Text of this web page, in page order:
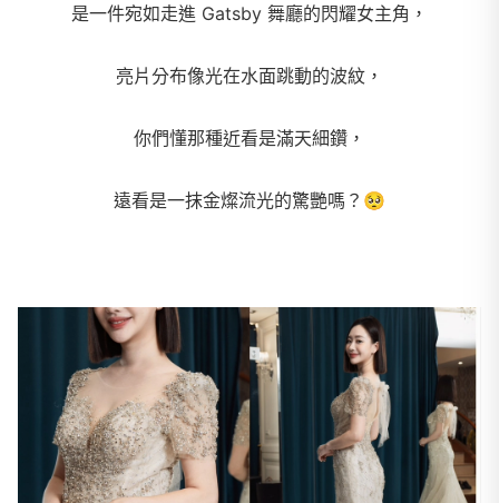
是一件宛如走進 Gatsby 舞廳的閃耀女主角，
亮片分布像光在水面跳動的波紋，
你們懂那種近看是滿天細鑽，
遠看是一抹金燦流光的驚艷嗎？🥺